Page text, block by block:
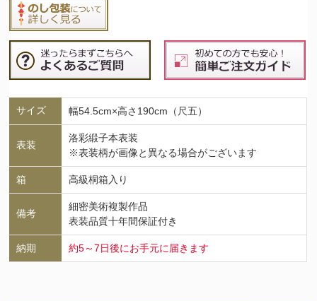
サイズ 幅54.5cm×高さ190cm（尺五）
表装
洛彩緞子本表装
※表装柄が画像と異なる場合がございます
箱 高級桐箱入り
備考
細密美術複製作品
表装品質十年間保証付き
納期 約5～7日後にお手元に届きます